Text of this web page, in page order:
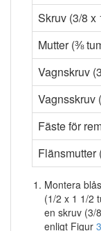
Skruv (3/8 x
Mutter (⅜
Vagnskruv
Vagnsskruv
Fäste för
Flänsmutter
Montera
(1/2 x 1 1/2
en skruv (3/
enligt Figur 3